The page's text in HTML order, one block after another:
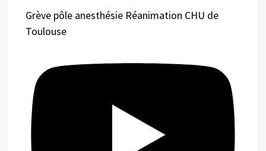
Grève pôle anesthésie Réanimation CHU de
Toulouse